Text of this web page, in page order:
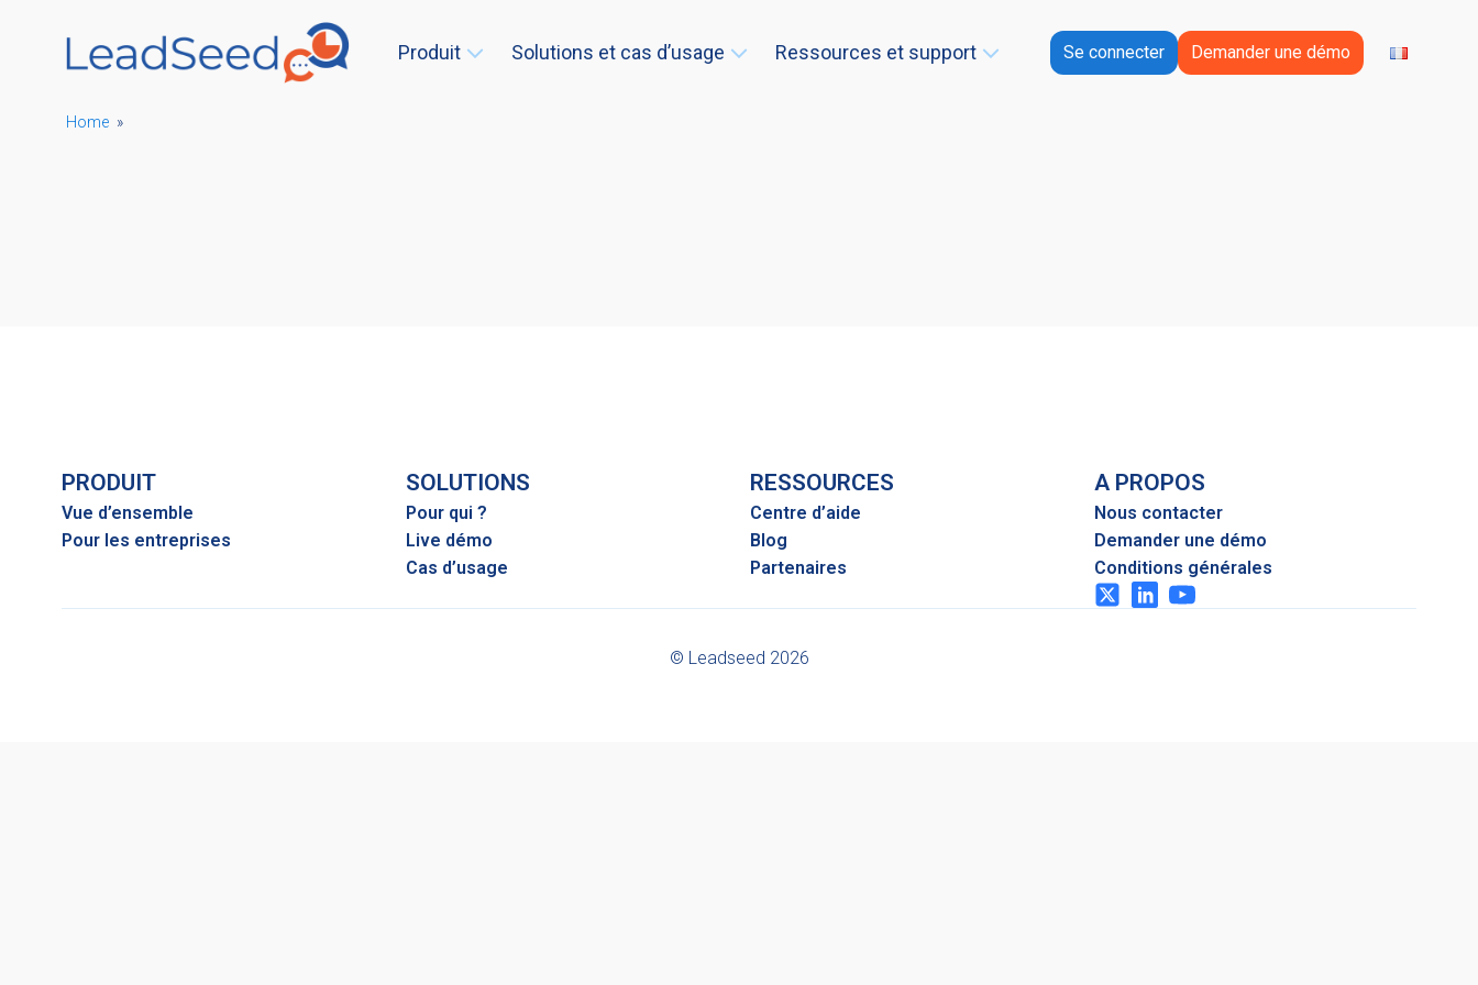
Produit Solutions et cas d’usage Ressources et support Se connecter Demander une démo
Home »
PRODUIT
Vue d’ensemble
Pour les entreprises
SOLUTIONS
Pour qui ?
Live démo
Cas d’usage
RESSOURCES
Centre d’aide
Blog
Partenaires
A PROPOS
Nous contacter
Demander une démo
Conditions générales
© Leadseed 2026